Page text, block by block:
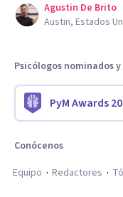
Agustin De Brito
Austin, Estados
Psicólogos nominados
PyM Awards
Conócenos
Equipo
Redactores